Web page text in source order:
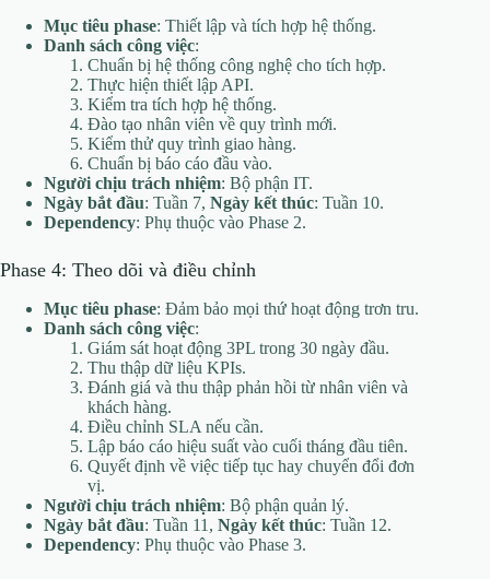
Mục tiêu phase: Thiết lập và tích hợp hệ thống.
Danh sách công việc:
Chuẩn bị hệ thống công nghệ cho tích hợp.
Thực hiện thiết lập API.
Kiểm tra tích hợp hệ thống.
Đào tạo nhân viên về quy trình mới.
Kiểm thử quy trình giao hàng.
Chuẩn bị báo cáo đầu vào.
Người chịu trách nhiệm: Bộ phận IT.
Ngày bắt đầu: Tuần 7, Ngày kết thúc: Tuần 10.
Dependency: Phụ thuộc vào Phase 2.
Phase 4: Theo dõi và điều chỉnh
Mục tiêu phase: Đảm bảo mọi thứ hoạt động trơn tru.
Danh sách công việc:
Giám sát hoạt động 3PL trong 30 ngày đầu.
Thu thập dữ liệu KPIs.
Đánh giá và thu thập phản hồi từ nhân viên và
khách hàng.
Điều chỉnh SLA nếu cần.
Lập báo cáo hiệu suất vào cuối tháng đầu tiên.
Quyết định về việc tiếp tục hay chuyển đổi đơn
vị.
Người chịu trách nhiệm: Bộ phận quản lý.
Ngày bắt đầu: Tuần 11, Ngày kết thúc: Tuần 12.
Dependency: Phụ thuộc vào Phase 3.